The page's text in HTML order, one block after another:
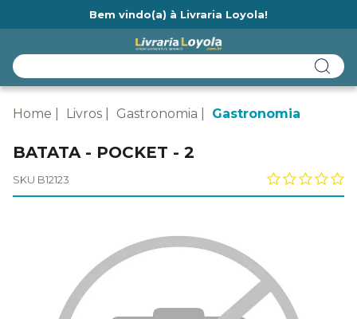
Bem vindo(a) à Livraria Loyola!
Home Livros Gastronomia Gastronomia
BATATA - POCKET - 2
SKU B12123